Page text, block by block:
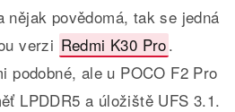
nějak povědomá, tak se jedná
verzi Redmi K30 Pro.
podobné, ale u POCO F2 Pro
LPDDR5 a úložiště UFS 3.1.